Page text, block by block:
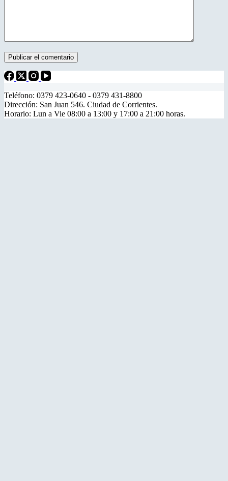
Publicar el comentario
Teléfono: 0379 423-0640 - 0379 431-8800
Dirección: San Juan 546. Ciudad de Corrientes.
Horario: Lun a Vie 08:00 a 13:00 y 17:00 a 21:00 horas.